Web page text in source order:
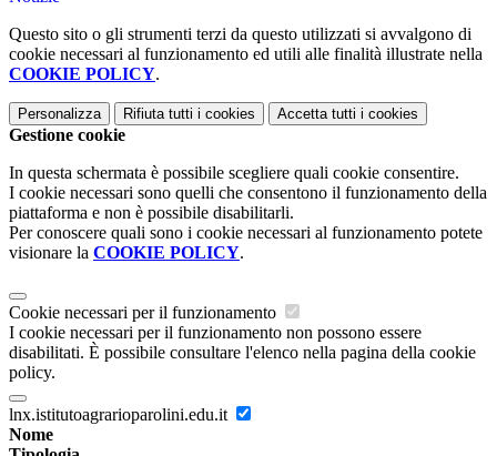
Questo sito o gli strumenti terzi da questo utilizzati si avvalgono di
cookie necessari al funzionamento ed utili alle finalità illustrate nella
COOKIE POLICY.
Personalizza Rifiuta tutti i cookies Accetta tutti i cookies
Gestione cookie
In questa schermata è possibile scegliere quali cookie consentire.
I cookie necessari sono quelli che consentono il funzionamento della
piattaforma e non è possibile disabilitarli.
Per conoscere quali sono i cookie necessari al funzionamento potete
visionare la COOKIE POLICY.
Cookie necessari per il funzionamento
I cookie necessari per il funzionamento non possono essere
disabilitati. È possibile consultare l'elenco nella pagina della cookie
policy.
lnx.istitutoagrarioparolini.edu.it
Nome